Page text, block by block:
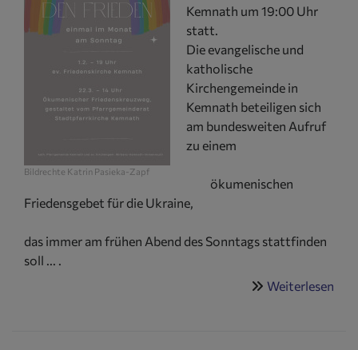
Bildrechte Katrin Pasieka-Zapf
Kemnath um 19:00 Uhr
statt.
Die evangelische und
katholische
Kirchengemeinde in
Kemnath beteiligen sich
am bundesweiten Aufruf
zu einem
ökumenischen
Friedensgebet für die Ukraine,
das immer am frühen Abend des Sonntags stattfinden
soll ... .
Weiterlesen